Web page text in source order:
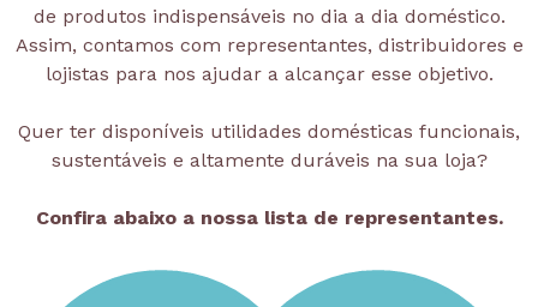
de produtos indispensáveis no dia a dia doméstico.
Assim, contamos com representantes, distribuidores e
lojistas para nos ajudar a alcançar esse objetivo.
Quer ter disponíveis utilidades domésticas funcionais,
sustentáveis e altamente duráveis na sua loja?
Confira abaixo a nossa lista de representantes.